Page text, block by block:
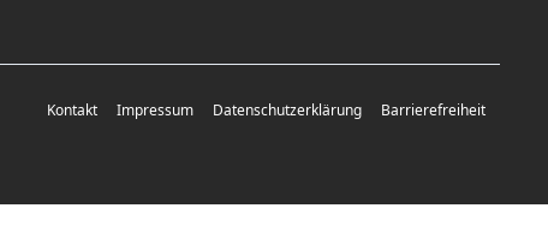
Kontakt Impressum Datenschutzerklärung Barrierefreiheit